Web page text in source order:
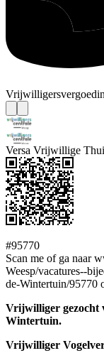
Versa Vrijwillige
#95770
Scan me of ga naar
Weesp/vacatures--
de-Wintertuin/95770
Vrijwilliger gezocht
Wintertuin.
Vrijwilliger